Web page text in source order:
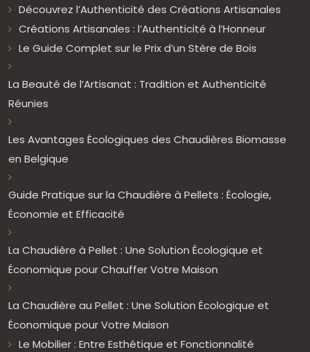
Découvrez l’Authenticité des Créations Artisanales
Créations Artisanales : l’Authenticité à l’Honneur
Le Guide Complet sur le Prix d’un Stère de Bois
La Beauté de l’Artisanat : Tradition et Authenticité
Réunies
Les Avantages Écologiques des Chaudières Biomasse
en Belgique
Guide Pratique sur la Chaudière à Pellets : Écologie,
Économie et Efficacité
La Chaudière à Pellet : Une Solution Écologique et
Économique pour Chauffer Votre Maison
La Chaudière au Pellet : Une Solution Écologique et
Économique pour Votre Maison
Le Mobilier : Entre Esthétique et Fonctionnalité